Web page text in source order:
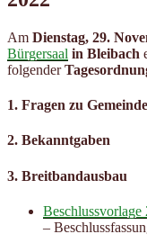
Am Dienstag, 29.
Bürgersaal in Bleibach
folgender
1. Fragen zu
2. Bekanntgaben
3. Breitbandausbau
Beschlussvorlage
–